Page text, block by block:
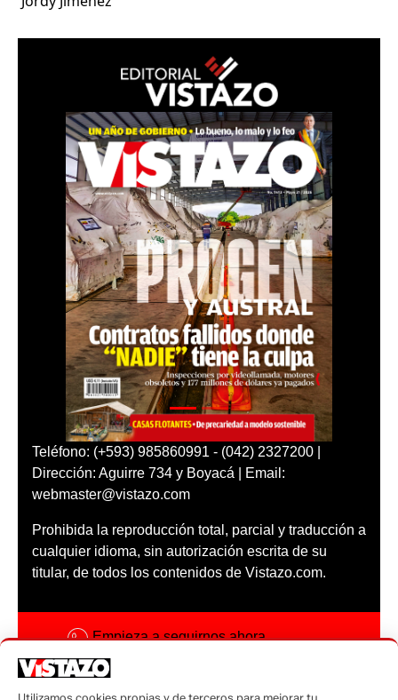
Teléfono: (+593) 985860991 - (042) 2327200 |
Dirección: Aguirre 734 y Boyacá | Email:
webmaster@vistazo.com
Prohibida la reproducción total, parcial y traducción a
cualquier idioma, sin autorización escrita de su
titular, de todos los contenidos de Vistazo.com.
Empieza a seguirnos ahora